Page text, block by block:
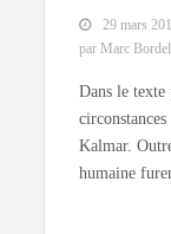
29 mars
par Marc
Dans le texte
Kalmar.
humaine